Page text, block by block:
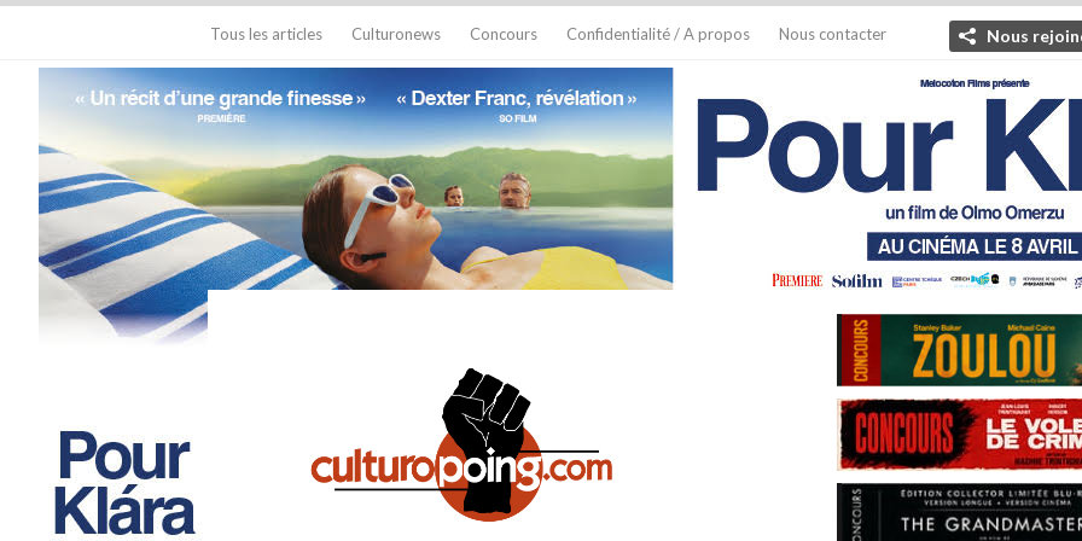
Tous les articles Culturonews Concours Confidentialité / A propos Nous contacter Nous